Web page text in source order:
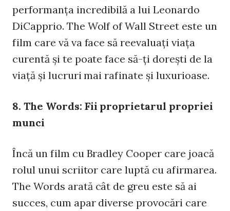
performanţa incredibilă a lui Leonardo
DiCapprio. The Wolf of Wall Street este un
film care vă va face să reevaluaţi viaţa
curentă şi te poate face să-ţi doreşti de la
viaţă şi lucruri mai rafinate şi luxurioase.
8. The Words: Fii proprietarul propriei
munci
Încă un film cu Bradley Cooper care joacă
rolul unui scriitor care luptă cu afirmarea.
The Words arată cât de greu este să ai
succes, cum apar diverse provocări care